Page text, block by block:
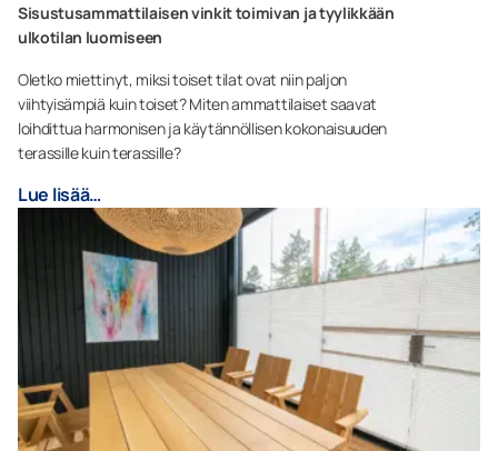
Sisustusammattilaisen vinkit toimivan ja tyylikkään
ulkotilan luomiseen
Oletko miettinyt, miksi toiset tilat ovat niin paljon
viihtyisämpiä kuin toiset? Miten ammattilaiset saavat
loihdittua harmonisen ja käytännöllisen kokonaisuuden
terassille kuin terassille?
Lue lisää…